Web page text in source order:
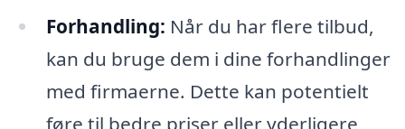
Forhandling: Når du har flere tilbud,
kan du bruge dem i dine forhandlinger
med firmaerne. Dette kan potentielt
føre til bedre priser eller yderligere